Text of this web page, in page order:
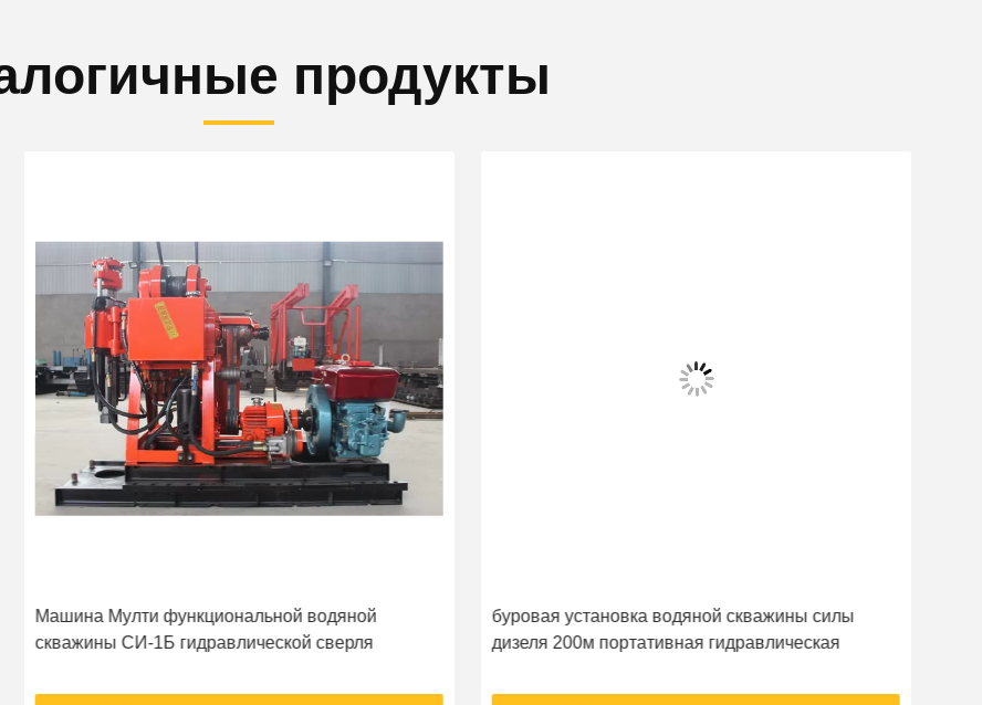
продукты
Машина Мулти функциональной водяной
скважины СИ-1Б гидравлической сверля
буровая установка водяной скважины силы
дизеля 200м портативная гидравлическая